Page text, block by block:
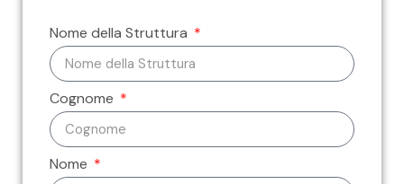
Nome della Struttura
Cognome
Nome